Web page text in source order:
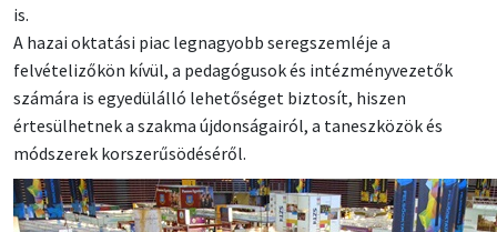
is.
A hazai oktatási piac legnagyobb seregszemléje a
felvételizőkön kívül, a pedagógusok és intézményvezetők
számára is egyedülálló lehetőséget biztosít, hiszen
értesülhetnek a szakma újdonságairól, a taneszközök és
módszerek korszerűsödéséről.